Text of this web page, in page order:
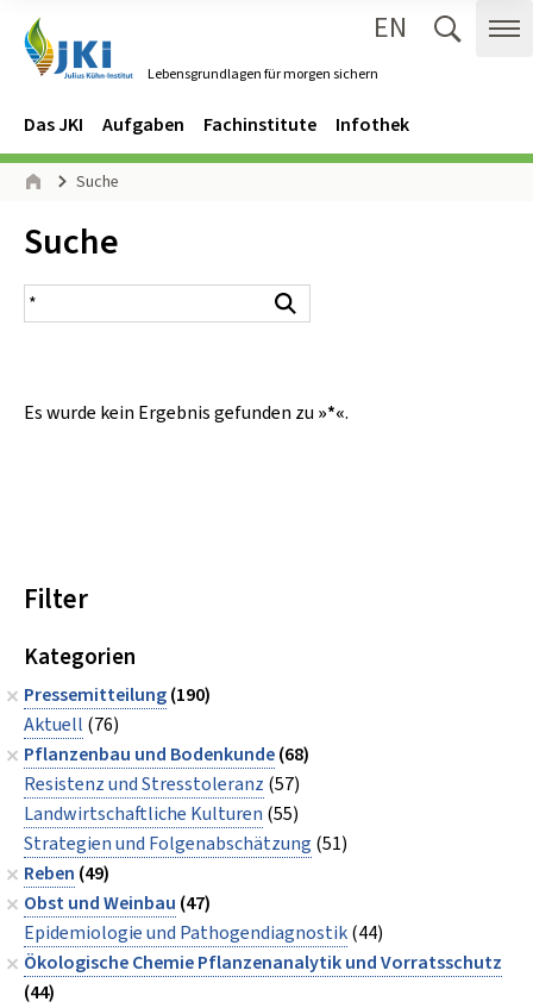
Lebensgrundlagen für morgen sichern
EN
Navigation
Hauptmenü
Das JKI Aufgaben Fachinstitute Infothek
Seitenpfad
Suche
Inhalt:
Suche
Suchergebnis
Es wurde kein Ergebnis gefunden zu »*«.
Filter
Kategorien
Pressemitteilung(190)
Aktuell (76)
Pflanzenbau und Bodenkunde(68)
Resistenz und Stresstoleranz (57)
Landwirtschaftliche Kulturen (55)
Strategien und Folgenabschätzung (51)
Reben (49)
Obst und Weinbau (47)
Epidemiologie und Pathogendiagnostik(44)
Ökologische Chemie Pflanzenanalytik und Vorratsschutz
(44)